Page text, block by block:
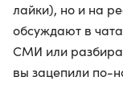
лайки), но и на
обсуждают в
СМИ или
вы зацепили по-